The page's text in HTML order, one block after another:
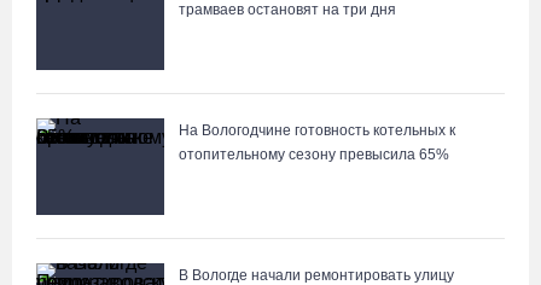
трамваев остановят на три дня
На Вологодчине готовность котельных к
отопительному сезону превысила 65%
В Вологде начали ремонтировать улицу